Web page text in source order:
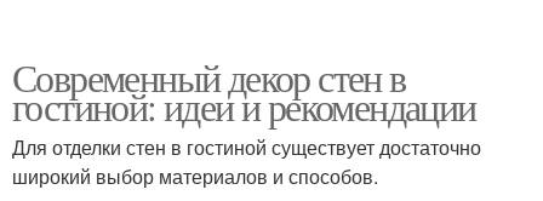
Современный декор стен в
гостиной: идеи и рекомендации
Для отделки стен в гостиной существует достаточно
широкий выбор материалов и способов.